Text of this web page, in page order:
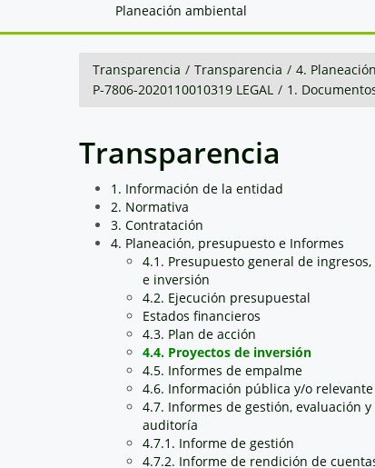
Planeación ambiental
Transparencia / Transparencia / 4.
P-7806-2020110010319 LEGAL / 1.
Transparencia
1. Información de la entidad
2. Normativa
3. Contratación
4. Planeación, presupuesto e Informes
4.1. Presupuesto general de ingresos,
e inversión
4.2. Ejecución presupuestal
Estados financieros
4.3. Plan de acción
4.4. Proyectos de inversión
4.5. Informes de empalme
4.6. Información pública y/o relevante
4.7. Informes de gestión, evaluación y
auditoría
4.7.1. Informe de gestión
4.7.2. Informe de rendición de